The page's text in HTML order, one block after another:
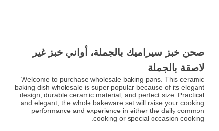
صحن خبز سيراميك بالجملة، أواني خبز غير
لاصقة بالجملة
Welcome to purchase wholesale baking pans. This ceramic
baking dish wholesale is super popular because of its elegant
design, durable ceramic material, and perfect size. Practical
and elegant, the whole bakeware set will raise your cooking
performance and experience in either the daily common
cooking or special occasion cooking.